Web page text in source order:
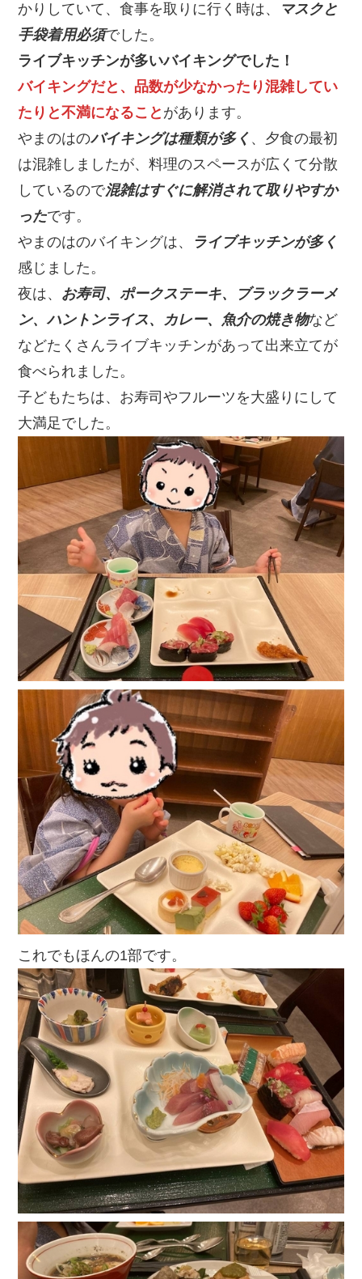
かりしていて、食事を取りに行く時は、
マスクと
手袋着用必須でした。
ライブキッチンが多いバイキングでした！
バイキングだと、品数が少なかったり混雑してい
たりと不満になること があります。
やまのはのバイキングは種類が多く 、夕食の最初
は混雑しましたが、料理のスペースが広くて分散
しているので混雑はすぐに解消されて取りやすか
ったです。
やまのはのバイキングは、
ライブキッチンが多く
感じました。
夜は、 お寿司、ポークステーキ、ブラックラーメ
ン、ハントンライス、カレー、魚介の焼き物など
などたくさんライブキッチンがあって出来立てが
食べられました。
子どもたちは、お寿司やフルーツを大盛りにして
大満足でした。
これでもほんの1部です。